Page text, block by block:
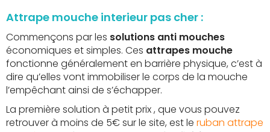
Attrape mouche interieur pas cher :
Commençons par les solutions anti mouches
économiques et simples. Ces attrapes mouche
fonctionne généralement en barrière physique, c’est à
dire qu’elles vont immobiliser le corps de la mouche
l’empêchant ainsi de s’échapper.
La première solution à petit prix , que vous pouvez
retrouver à moins de 5€ sur le site, est le ruban attrape